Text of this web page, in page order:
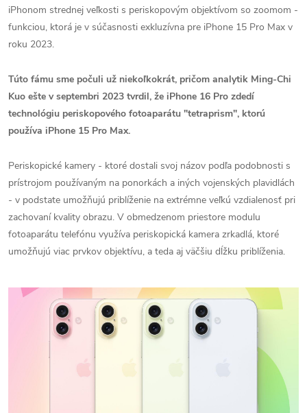
iPhonom strednej veľkosti s periskopovým objektívom so zoomom -
funkciou, ktorá je v súčasnosti exkluzívna pre iPhone 15 Pro Max v
roku 2023.
Túto fámu sme počuli už niekoľkokrát, pričom analytik Ming-Chi
Kuo ešte v septembri 2023 tvrdil, že iPhone 16 Pro zdedí
technológiu periskopového fotoaparátu "tetraprism", ktorú
používa iPhone 15 Pro Max.
Periskopické kamery - ktoré dostali svoj názov podľa podobnosti s
prístrojom používaným na ponorkách a iných vojenských plavidlách
- v podstate umožňujú priblíženie na extrémne veľkú vzdialenosť pri
zachovaní kvality obrazu. V obmedzenom priestore modulu
fotoaparátu telefónu využíva periskopická kamera zrkadlá, ktoré
umožňujú viac prvkov objektívu, a teda aj väčšiu dĺžku priblíženia.